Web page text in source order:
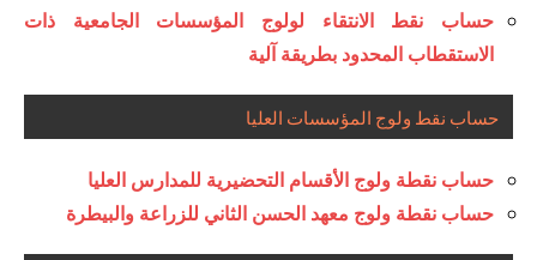
حساب نقط الانتقاء لولوج المؤسسات الجامعية ذات
الاستقطاب المحدود بطريقة آلية
حساب نقط ولوج المؤسسات العليا
حساب نقطة ولوج الأقسام التحضيرية للمدارس العليا
حساب نقطة ولوج معهد الحسن الثاني للزراعة والبيطرة